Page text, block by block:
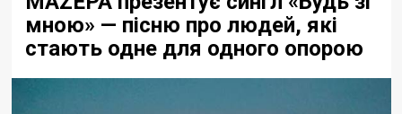
мною» — пісню про людей, які
стають одне для одного опорою